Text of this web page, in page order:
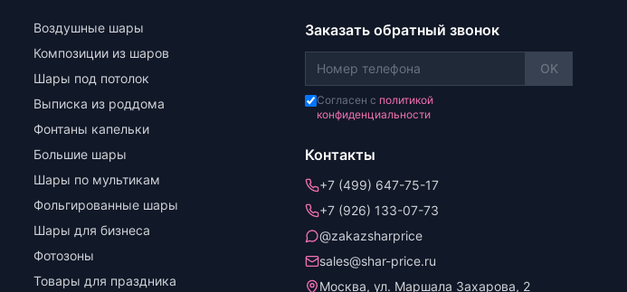
Воздушные шары
Композиции из шаров
Шары под потолок
Выписка из роддома
Фонтаны капельки
Большие шары
Шары по мультикам
Фольгированные шары
Шары для бизнеса
Фотозоны
Товары для праздника
Заказать обратный звонок
OK
Согласен с политикой
конфиденциальности
Контакты
+7 (499) 647-75-17
+7 (926) 133-07-73
@zakazsharprice
sales@shar-price.ru
Москва, ул. Маршала Захарова, 2